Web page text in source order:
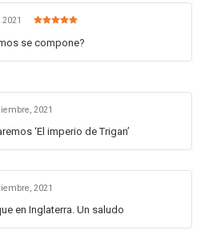
de 5
se compone?
2021
‘El imperio de Trigan’
2021
en Inglaterra. Un saludo